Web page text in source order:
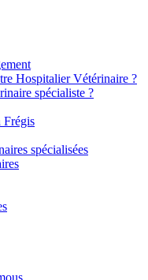
Hospitalier Vétérinaire ?
spécialiste ?
Frégis
spécialisées